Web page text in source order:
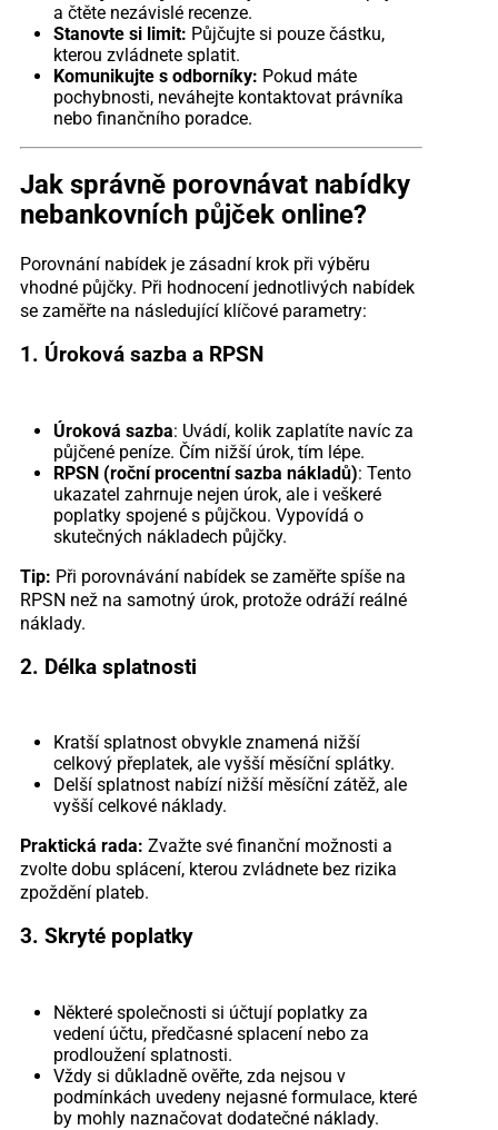
a čtěte nezávislé recenze.
Stanovte si limit: Půjčujte si pouze částku,
kterou zvládnete splatit.
Komunikujte s odborníky: Pokud máte
pochybnosti, neváhejte kontaktovat právníka
nebo finančního poradce.
Jak správně porovnávat nabídky
nebankovních půjček online?
Porovnání nabídek je zásadní krok při výběru
vhodné půjčky. Při hodnocení jednotlivých nabídek
se zaměřte na následující klíčové parametry:
1. Úroková sazba a RPSN
Úroková sazba: Uvádí, kolik zaplatíte navíc za
půjčené peníze. Čím nižší úrok, tím lépe.
RPSN (roční procentní sazba nákladů): Tento
ukazatel zahrnuje nejen úrok, ale i veškeré
poplatky spojené s půjčkou. Vypovídá o
skutečných nákladech půjčky.
Tip: Při porovnávání nabídek se zaměřte spíše na
RPSN než na samotný úrok, protože odráží reálné
náklady.
2. Délka splatnosti
Kratší splatnost obvykle znamená nižší
celkový přeplatek, ale vyšší měsíční splátky.
Delší splatnost nabízí nižší měsíční zátěž, ale
vyšší celkové náklady.
Praktická rada: Zvažte své finanční možnosti a
zvolte dobu splácení, kterou zvládnete bez rizika
zpoždění plateb.
3. Skryté poplatky
Některé společnosti si účtují poplatky za
vedení účtu, předčasné splacení nebo za
prodloužení splatnosti.
Vždy si důkladně ověřte, zda nejsou v
podmínkách uvedeny nejasné formulace, které
by mohly naznačovat dodatečné náklady.